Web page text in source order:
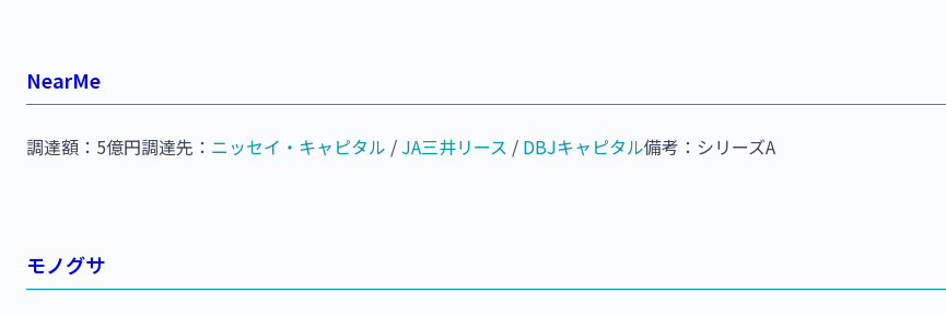
NearMe
調達額：5億円調達先： ニッセイ・キャピタル / JA三井リース / DBJキャピタル備考：シリーズA
モノグサ